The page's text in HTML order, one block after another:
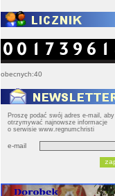
obecnych:40
Proszę podać swój adres e-mail, aby
otrzymywać najnowsze informacje
o serwisie www.regnumchristi
e-mail